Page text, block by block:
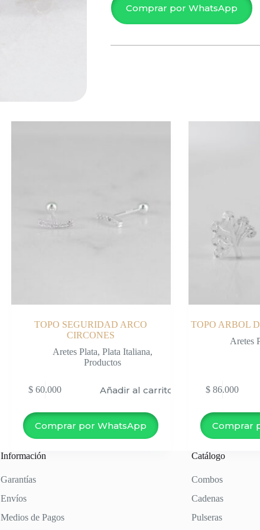
Comprar por WhatsApp
TOPO SEGURIDAD ARCO
CIRCONES
Aretes Plata,Plata Italiana,
Productos
$ 60.000 Añadir al carrito
Comprar por WhatsApp
TOPO ARBOL
Aretes
$ 86.000
Comprar
Información
Garantías
Envíos
Medios de Pagos
Catálogo
Combos
Cadenas
Pulseras